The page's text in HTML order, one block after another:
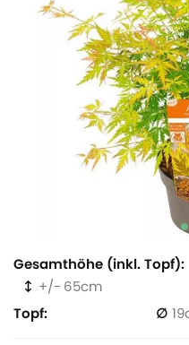
Gesamthöhe (inkl. Topf)
65
Topf
19